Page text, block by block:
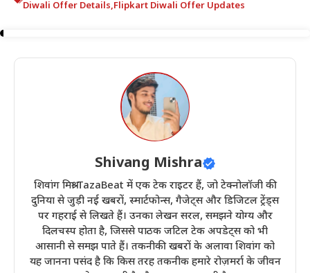
Diwali Offer Details,Flipkart Diwali Offer Updates
Shivang Mishra
शिवांग मिश्रा TazaBeat में एक टेक राइटर हैं, जो टेक्नोलॉजी की
दुनिया से जुड़ी नई खबरों, स्मार्टफोन्स, गैजेट्स और डिजिटल ट्रेंड्स
पर गहराई से लिखते हैं। उनका लेखन सरल, समझने योग्य और
दिलचस्प होता है, जिससे पाठक जटिल टेक अपडेट्स को भी
आसानी से समझ पाते हैं। तकनीकी खबरों के अलावा शिवांग को
यह जानना पसंद है कि किस तरह तकनीक हमारे रोज़मर्रा के जीवन